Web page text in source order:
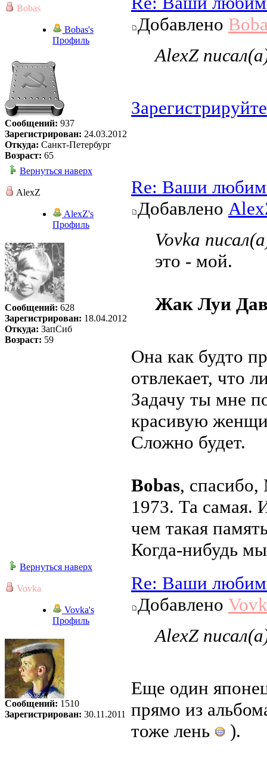
Bobas
Bobas's
Профиль
Сообщений: 937
Зарегистрирован: 24.03.2012
Откуда: Санкт-Петербург
Возраст: 65
Добавлено
AlexZ
Вернуться наверх
AlexZ
AlexZ's
Профиль
Сообщений: 628
Зарегистрирован: 18.04.2012
Откуда: ЗапСиб
Возраст: 59
Re: Ваши
Добавлено
Vovka
это - мой.
Жак Луи
Она как будто
отвлекает, что
Задачу ты мне
красивую
Сложно будет.
Bobas,
1973. Та самая.
чем такая
Когда-нибудь
Вернуться наверх
Vovka
Vovka's
Профиль
Сообщений: 1510
Зарегистрирован: 30.11.2011
Re: Ваши
Добавлено
AlexZ
Еще один
прямо из
тоже лень
).